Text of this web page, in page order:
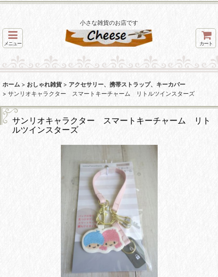
小さな雑貨のお店です
メニュー カート
ホーム > おしゃれ雑貨 > アクセサリー、携帯ストラップ、キーカバー
> サンリオキャラクター スマートキーチャーム リトルツインスターズ
サンリオキャラクター スマートキーチャーム リト
ルツインスターズ